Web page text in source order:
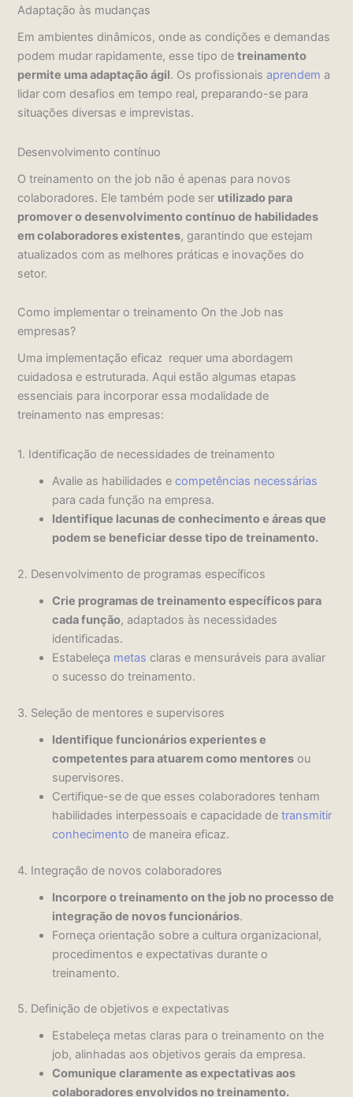
Adaptação às mudanças
Em ambientes dinâmicos, onde as condições e demandas
podem mudar rapidamente, esse tipo detreinamento
permite uma adaptação ágil. Os profissionaisaprendem a
lidar com desafios em tempo real, preparando-se para
situações diversas e imprevistas.
Desenvolvimento contínuo
O treinamento on the job não é apenas para novos
colaboradores. Ele também pode ser utilizado para
promover o desenvolvimento contínuo de habilidades
em colaboradores existentes, garantindo que estejam
atualizados com as melhores práticas e inovações do
setor.
Como implementar o treinamento On the Job nas
empresas?
Uma implementação eficaz requer uma abordagem
cuidadosa e estruturada. Aqui estão algumas etapas
essenciais para incorporar essa modalidade de
treinamento nas empresas:
1. Identificação de necessidades de treinamento
Avalie as habilidades ecompetências necessárias
para cada função na empresa.
Identifique lacunas de conhecimento e áreas que
podem se beneficiar desse tipo de treinamento.
2. Desenvolvimento de programas específicos
Crie programas de treinamento específicos para
cada função, adaptados às necessidades
identificadas.
Estabeleça metas claras e mensuráveis para avaliar
o sucesso do treinamento.
3. Seleção de mentores e supervisores
Identifique funcionários experientes e
competentes para atuarem como mentores ou
supervisores.
Certifique-se de que esses colaboradores tenham
habilidades interpessoais e capacidade detransmitir
conhecimento de maneira eficaz.
4. Integração de novos colaboradores
Incorpore o treinamento on the job no processo de
integração de novos funcionários.
Forneça orientação sobre a cultura organizacional,
procedimentos e expectativas durante o
treinamento.
5. Definição de objetivos e expectativas
Estabeleça metas claras para o treinamento on the
job, alinhadas aos objetivos gerais da empresa.
Comunique claramente as expectativas aos
colaboradores envolvidos no treinamento.